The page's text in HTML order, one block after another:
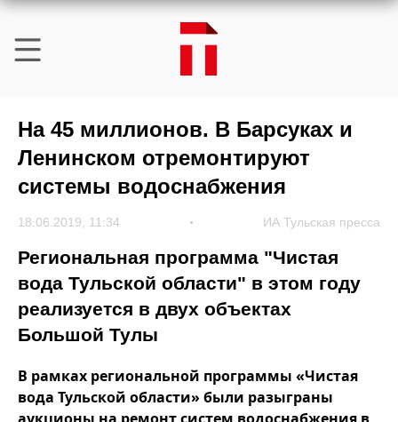
На 45 миллионов. В Барсуках и
Ленинском отремонтируют
системы водоснабжения
18.06.2019, 11:34 ИА Тульская пресса
Региональная программа "Чистая
вода Тульской области" в этом году
реализуется в двух объектах
Большой Тулы
В рамках региональной программы «Чистая
вода Тульской области» были разыграны